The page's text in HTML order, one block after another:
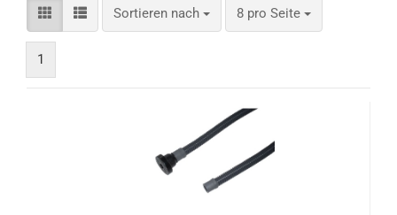
Sortieren nach
Sortieren nach 8 pro Seite
pro Seite
1